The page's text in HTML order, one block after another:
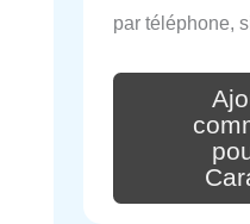
par téléphone,